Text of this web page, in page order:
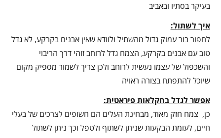
בעיקר בסתיו ובאביב
איך לשתול:
לחפור בור עמוק גדול מהשתיל ולוודא שאין אבנים בקרקע, לא גדל
טוב עם אבנים בקרקע, הצמח גדל לרוחב זוהי דרך הריבוי
והשכפול של עצמו נעשית לרוחב ולכן צריך לשמור מספיק מקום
שיוכל להתפתח בצורה ראויה
אפשר לגדל בחקלאות פיראטית:
כן, צמח חזק מאוד, מבחינת העלים הם חשופים לצרכים של בעלי
חיים, לעומת הבקעות שניתן לשתוף ולטפל וכך ניתן לשתול